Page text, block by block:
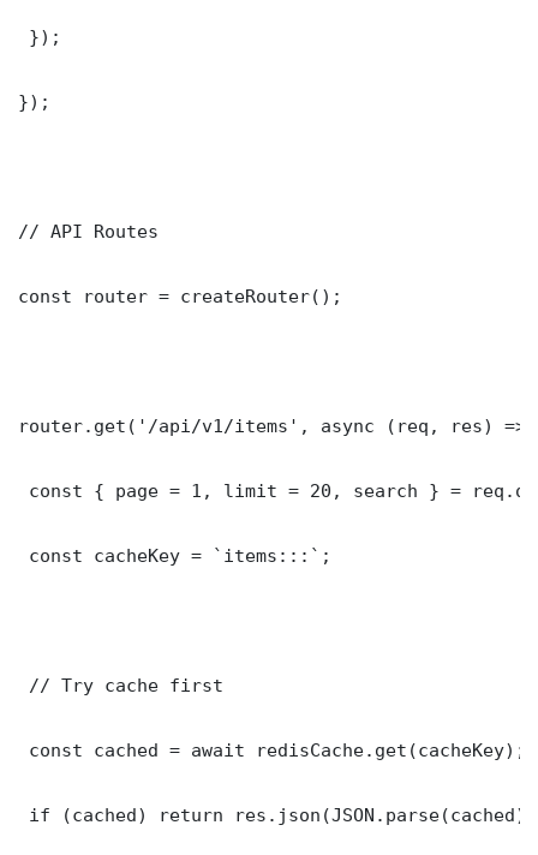
});
});
// API Routes
const router = createRouter();
router.get('/api/v1/items', async (req, res) =>
const { page = 1, limit = 20, search } =
const cacheKey = `items:::`;
// Try cache first
const cached = await redisCache.get(cacheKey);
if (cached) return